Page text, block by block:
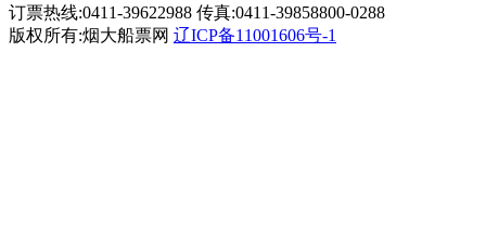
订票热线:0411-39622988 传真:0411-39858800-0288
版权所有:烟大船票网 辽ICP备11001606号-1